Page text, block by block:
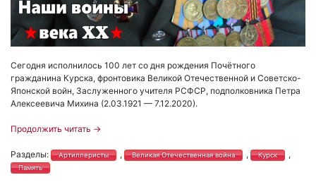
Сегодня исполнилось 100 лет со дня рождения Почётного
гражданина Курска, фронтовика Великой Отечественной и Советско-
Японской войн, Заслуженного учителя РСФСР, подполковника Петра
Алексеевича Михина (2.03.1921 — 7.12.2020).
Продолжить читать →
Разделы: Артиллеристы , Великая Отечественная война , Курск ,
Память